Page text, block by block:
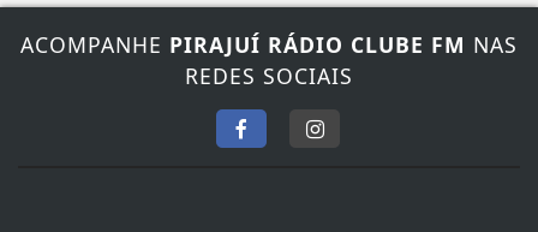
ACOMPANHEPIRAJUÍ RÁDIO CLUBE FMNAS
REDES SOCIAIS